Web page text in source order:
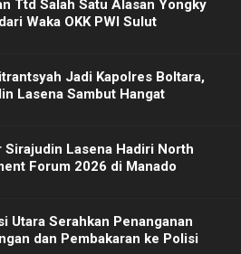
Ttd Salah Satu Alasan Yongky
Waka OKK PWI Sulut
Jadi Kapolres Boltara,
Lasena Sambut Hangat
Sirajudin Lasena Hadiri North
Forum 2026 di Manado
Utara Serahkan Penanganan
dan Pembakaran ke Polisi